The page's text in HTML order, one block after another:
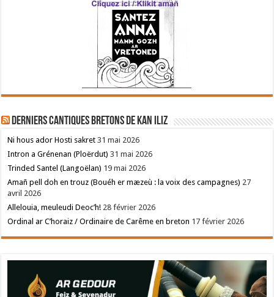
Derniers cantiques bretons de Kan Iliz
Ni hous ador Hosti sakret 31 mai 2026
Intron a Grénenan (Ploërdut) 31 mai 2026
Trinded Santel (Langoëlan) 19 mai 2026
Amañ pell doh en trouz (Bouéh er mæzeù : la voix des campagnes) 27
avril 2026
Allelouia, meuleudi Deoc’h! 28 février 2026
Ordinal ar C’horaiz / Ordinaire de Carême en breton 17 février 2026